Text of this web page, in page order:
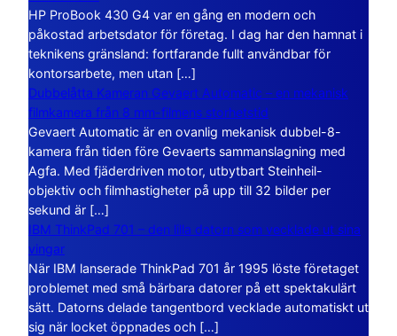
HP ProBook 430 G4 var en gång en modern och
påkostad arbetsdator för företag. I dag har den hamnat i
teknikens gränsland: fortfarande fullt användbar för
kontorsarbete, men utan […]
Dubbelåtta Kameran Gevaert Automatic – en mekanisk
filmkamera från 8 mm-filmens storhetstid
Gevaert Automatic är en ovanlig mekanisk dubbel-8-
kamera från tiden före Gevaerts sammanslagning med
Agfa. Med fjäderdriven motor, utbytbart Steinheil-
objektiv och filmhastigheter på upp till 32 bilder per
sekund är […]
IBM ThinkPad 701 – den lilla datorn som vecklade ut sina
vingar
När IBM lanserade ThinkPad 701 år 1995 löste företaget
problemet med små bärbara datorer på ett spektakulärt
sätt. Datorns delade tangentbord vecklade automatiskt ut
sig när locket öppnades och […]